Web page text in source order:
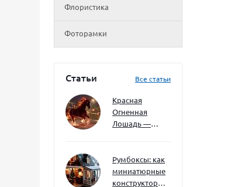
Флористика
Фоторамки
Статьи Все статьи
Красная
Огненная
Лошадь —
ждать и как
подготовиться
Румбоксы: как
миниатюрные
конструкторы